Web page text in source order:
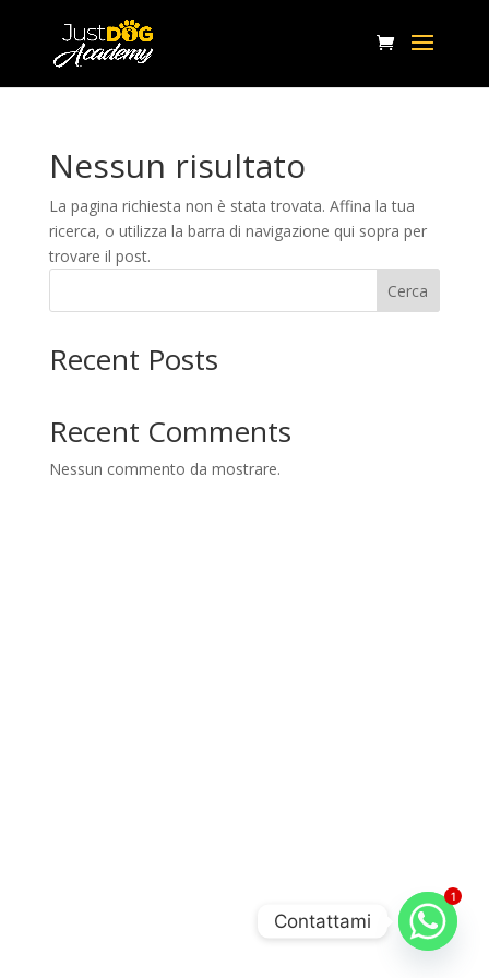
Nessun risultato
La pagina richiesta non è stata trovata. Affina la tua
ricerca, o utilizza la barra di navigazione qui sopra per
trovare il post.
Cerca
Recent Posts
Recent Comments
Nessun commento da mostrare.
1
Contattami